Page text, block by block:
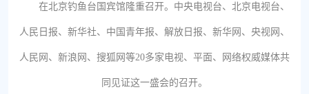
在北京钓鱼台国宾馆隆重召开。中央电视台、北京电视台、
人民日报、新华社、中国青年报、解放日报、新华网、央视网、
人民网、新浪网、搜狐网等20多家电视、平面、网络权威媒体共
同见证这一盛会的召开。